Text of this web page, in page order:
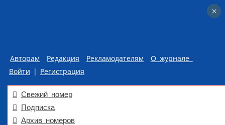
Авторам Редакция Рекламодателям
О журнале
Войти | Регистрация
Свежий номер
Подписка
Архив номеров
×
×